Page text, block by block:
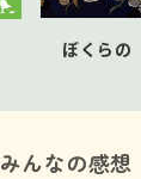
ぼくらの
みんなの感想